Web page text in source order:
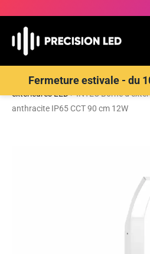
Fermeture estivale - du
Accueil>Boutique>ECLAIRAGE
extérieures LED>INTEC Borne
anthracite IP65 CCT 90 cm 12W